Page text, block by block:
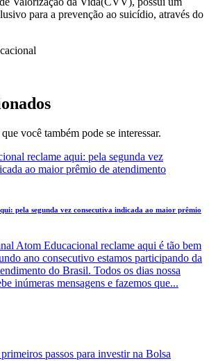
para a prevenção ao suicídio, através do
você também pode se interessar.
pela segunda vez consecutiva indicada ao maior prêmio
Atom Educacional reclame aqui é tão bem
ano consecutivo estamos participando da
do Brasil. Todos os dias nossa
inúmeras mensagens e fazemos que...